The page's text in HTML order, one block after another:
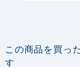
この商品を買っ
す